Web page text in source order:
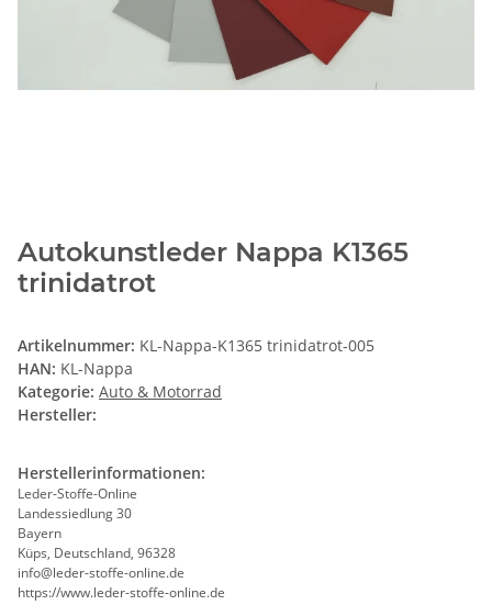
Autokunstleder Nappa K1365
trinidatrot
Artikelnummer: KL-Nappa-K1365 trinidatrot-005
HAN: KL-Nappa
Kategorie: Auto & Motorrad
Hersteller:
Herstellerinformationen:
Leder-Stoffe-Online
Landessiedlung 30
Bayern
Küps, Deutschland, 96328
info@leder-stoffe-online.de
https://www.leder-stoffe-online.de